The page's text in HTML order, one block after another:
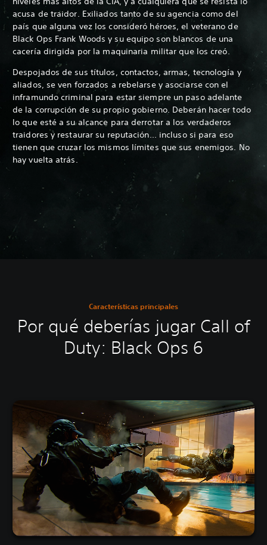
acusa de traidor. Exiliados tanto de su agencia como del
país que alguna vez los consideró héroes, el veterano de
Black Ops Frank Woods y su equipo son blancos de una
cacería dirigida por la maquinaria militar que los creó.
Despojados de sus títulos, contactos, armas, tecnología y
aliados, se ven forzados a rebelarse y asociarse con el
inframundo criminal para estar siempre un paso adelante
de la corrupción de su propio gobierno. Deberán hacer todo
lo que esté a su alcance para derrotar a los verdaderos
traidores y restaurar su reputación... incluso si para eso
tienen que cruzar los mismos límites que sus enemigos. No
hay vuelta atrás.
Características principales
Por qué deberías jugar Call of
Duty: Black Ops 6